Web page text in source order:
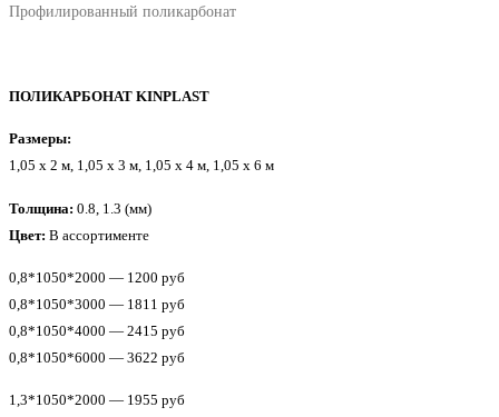
Профилированный поликарбонат
ПОЛИКАРБОНАТ KINPLAST
Размеры:
1,05 x 2 м, 1,05 x 3 м, 1,05 x 4 м, 1,05 x 6 м
Толщина: 0.8, 1.3 (мм)
Цвет: В ассортименте
0,8*1050*2000 — 1200 руб
0,8*1050*3000 — 1811 руб
0,8*1050*4000 — 2415 руб
0,8*1050*6000 — 3622 руб
1,3*1050*2000 — 1955 руб